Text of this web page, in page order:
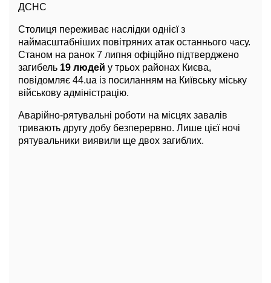
ДСНС
Столиця переживає наслідки однієї з
наймасштабніших повітряних атак останнього часу.
Станом на ранок 7 липня офіційно підтверджено
загибель 19 людей у трьох районах Києва,
повідомляє 44.ua із посиланням на Київську міську
військову адміністрацію.
Аварійно-рятувальні роботи на місцях завалів
тривають другу добу безперервно. Лише цієї ночі
рятувальники виявили ще двох загиблих.